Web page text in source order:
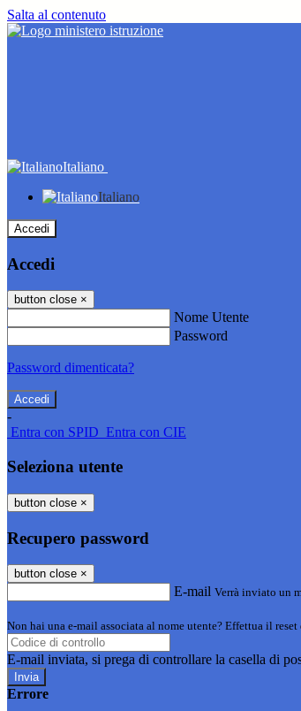
Salta al contenuto
Italiano
Italiano
Accedi
Accedi
button close ×
Nome Utente
Password
Password dimenticata?
-
Entra con SPID Entra con CIE
Seleziona utente
button close ×
Recupero password
button close ×
E-mail Verrà inviato un
Non hai una e-mail associata al nome utente? Effettua il
E-mail inviata, si prega di controllare la casella di
Errore